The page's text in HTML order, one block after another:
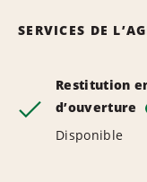
SERVICES DE
Restitution
d’ouverture
Disponible